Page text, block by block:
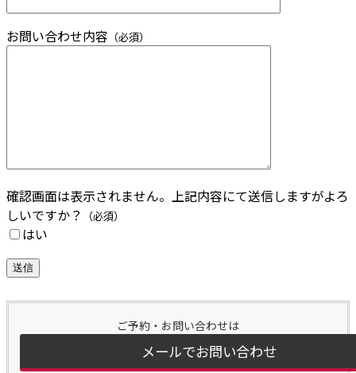
お問い合わせ内容 （必須）
確認画面は表示されません。上記内容にて送信しますがよろ
しいですか？
（必須）
はい
ご予約・お問い合わせは
メールでお問い合わせ